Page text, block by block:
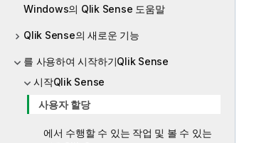
Windows의 Qlik Sense 도움말
Qlik Sense의 새로운 기능
를 사용하여 시작하기Qlik Sense
시작Qlik Sense
사용자 할당
에서 수행할 수 있는 작업 및 볼 수 있는